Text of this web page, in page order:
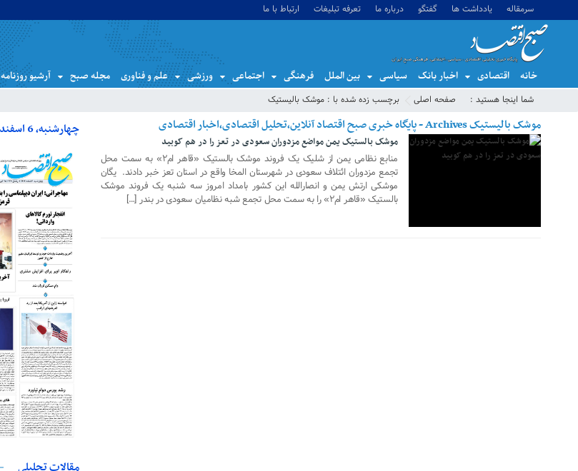
سرمقاله یادداشت ها گفتگو درباره ما تعرفه تبلیغات ارتباط با ما
خانه اقتصادی اخبار بانک سیاسی بین الملل فرهنگی اجتماعی ورزشی علم و فناوری مجله صبح آرشیو روزنامه
شما اینجا هستید : صفحه اصلی برچسب زده شده با : موشک بالیستیک
موشک بالیستیک Archives - پایگاه خبری صبح اقتصاد آنلاین،تحلیل اقتصادی،اخبار اقتصادی
24 آوریل 2018
موشک بالستیک یمن مواضع مزدوران سعودی در تعز را در هم کوبید
منابع نظامی یمن از شلیک یک فروند موشک بالستیک «قاهر ام۲» به سمت محل
تجمع مزدوران ائتلاف سعودی در شهرستان المخا واقع در استان تعز خبر دادند. یگان
موشکی ارتش یمن و انصارالله این کشور بامداد امروز سه شنبه یک فروند موشک
بالستیک «قاهر ام۲» را به سمت محل تجمع شبه نظامیان سعودی در بندر […]
چهارشنبه، 6 اسفند 1404
مقالات تحلیلی